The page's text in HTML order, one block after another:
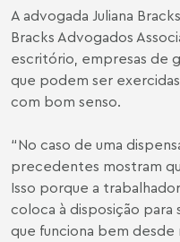
A advogada Juliana
Bracks Advogados
escritório, empresas de
que podem ser
com bom senso.
“No caso de uma
precedentes mostram
Isso porque a
coloca à disposição
que funciona bem desde